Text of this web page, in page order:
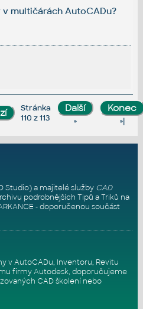
multičárách AutoCADu?
Stránka
110 z 113
» »|
Studio) a majitelé služby CAD
podrobnějších Tipů a Triků na
- doporučenou součást
v AutoCADu, Inventoru, Revitu
firmy Autodesk, doporučujeme
CAD školenínebo